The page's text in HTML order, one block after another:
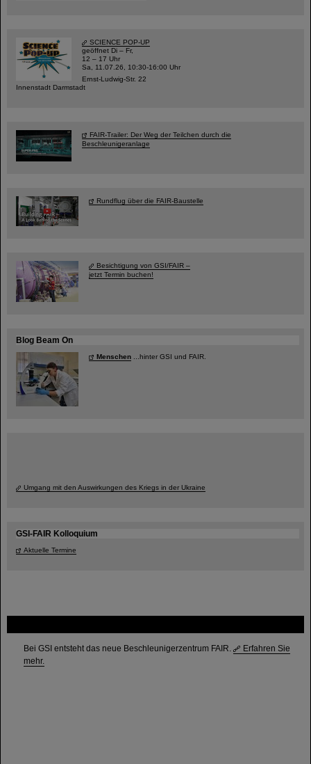
Bei GSI entsteht das neue Beschleunigerzentrum FAIR.
Erfahren Sie
mehr.
SCIENCE POP-UP
geöffnet Di – Fr,
12 – 17 Uhr
Sa, 11.07.26, 10:30-16:00 Uhr
Ernst-Ludwig-Str. 22
Innenstadt Darmstadt
FAIR-Trailer: Der Weg der Teilchen durch die
Beschleunigeranlage
Rundflug über die FAIR-Baustelle
Besichtigung von GSI/FAIR –
jetzt Termin buchen!
Blog Beam On
Menschen ...hinter GSI und FAIR.
Umgang mit den Auswirkungen des Kriegs in der Ukraine
GSI-FAIR Kolloquium
Aktuelle Termine